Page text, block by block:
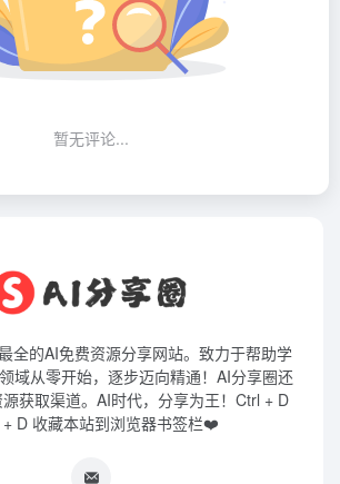
暂无评论...
全的AI免费资源分享网站。致力于帮助学
域从零开始，逐步迈向精通！AI分享圈还
获取渠道。AI时代，分享为王！Ctrl + D
D 收藏本站到浏览器书签栏❤️